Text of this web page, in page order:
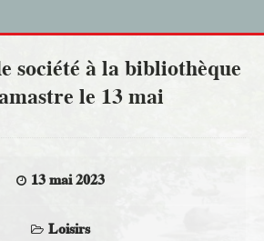
société à la bibliothèque
le 13 mai
13 mai 2023
Loisirs